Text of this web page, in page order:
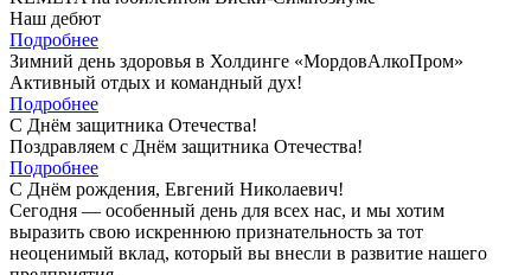
Наш дебют
Подробнее
Зимний день здоровья в Холдинге «МордовАлкоПром»
Активный отдых и командный дух!
Подробнее
C Днём защитника Отечества!
Поздравляем с Днём защитника Отечества!
Подробнее
С Днём рождения, Евгений Николаевич!
Сегодня — особенный день для всех нас, и мы хотим
выразить свою искреннюю признательность за тот
неоценимый вклад, который вы внесли в развитие нашего